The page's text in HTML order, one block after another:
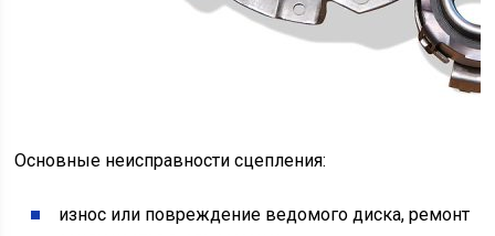
Основные неисправности сцепления:
износ или повреждение ведомого диска, ремонт